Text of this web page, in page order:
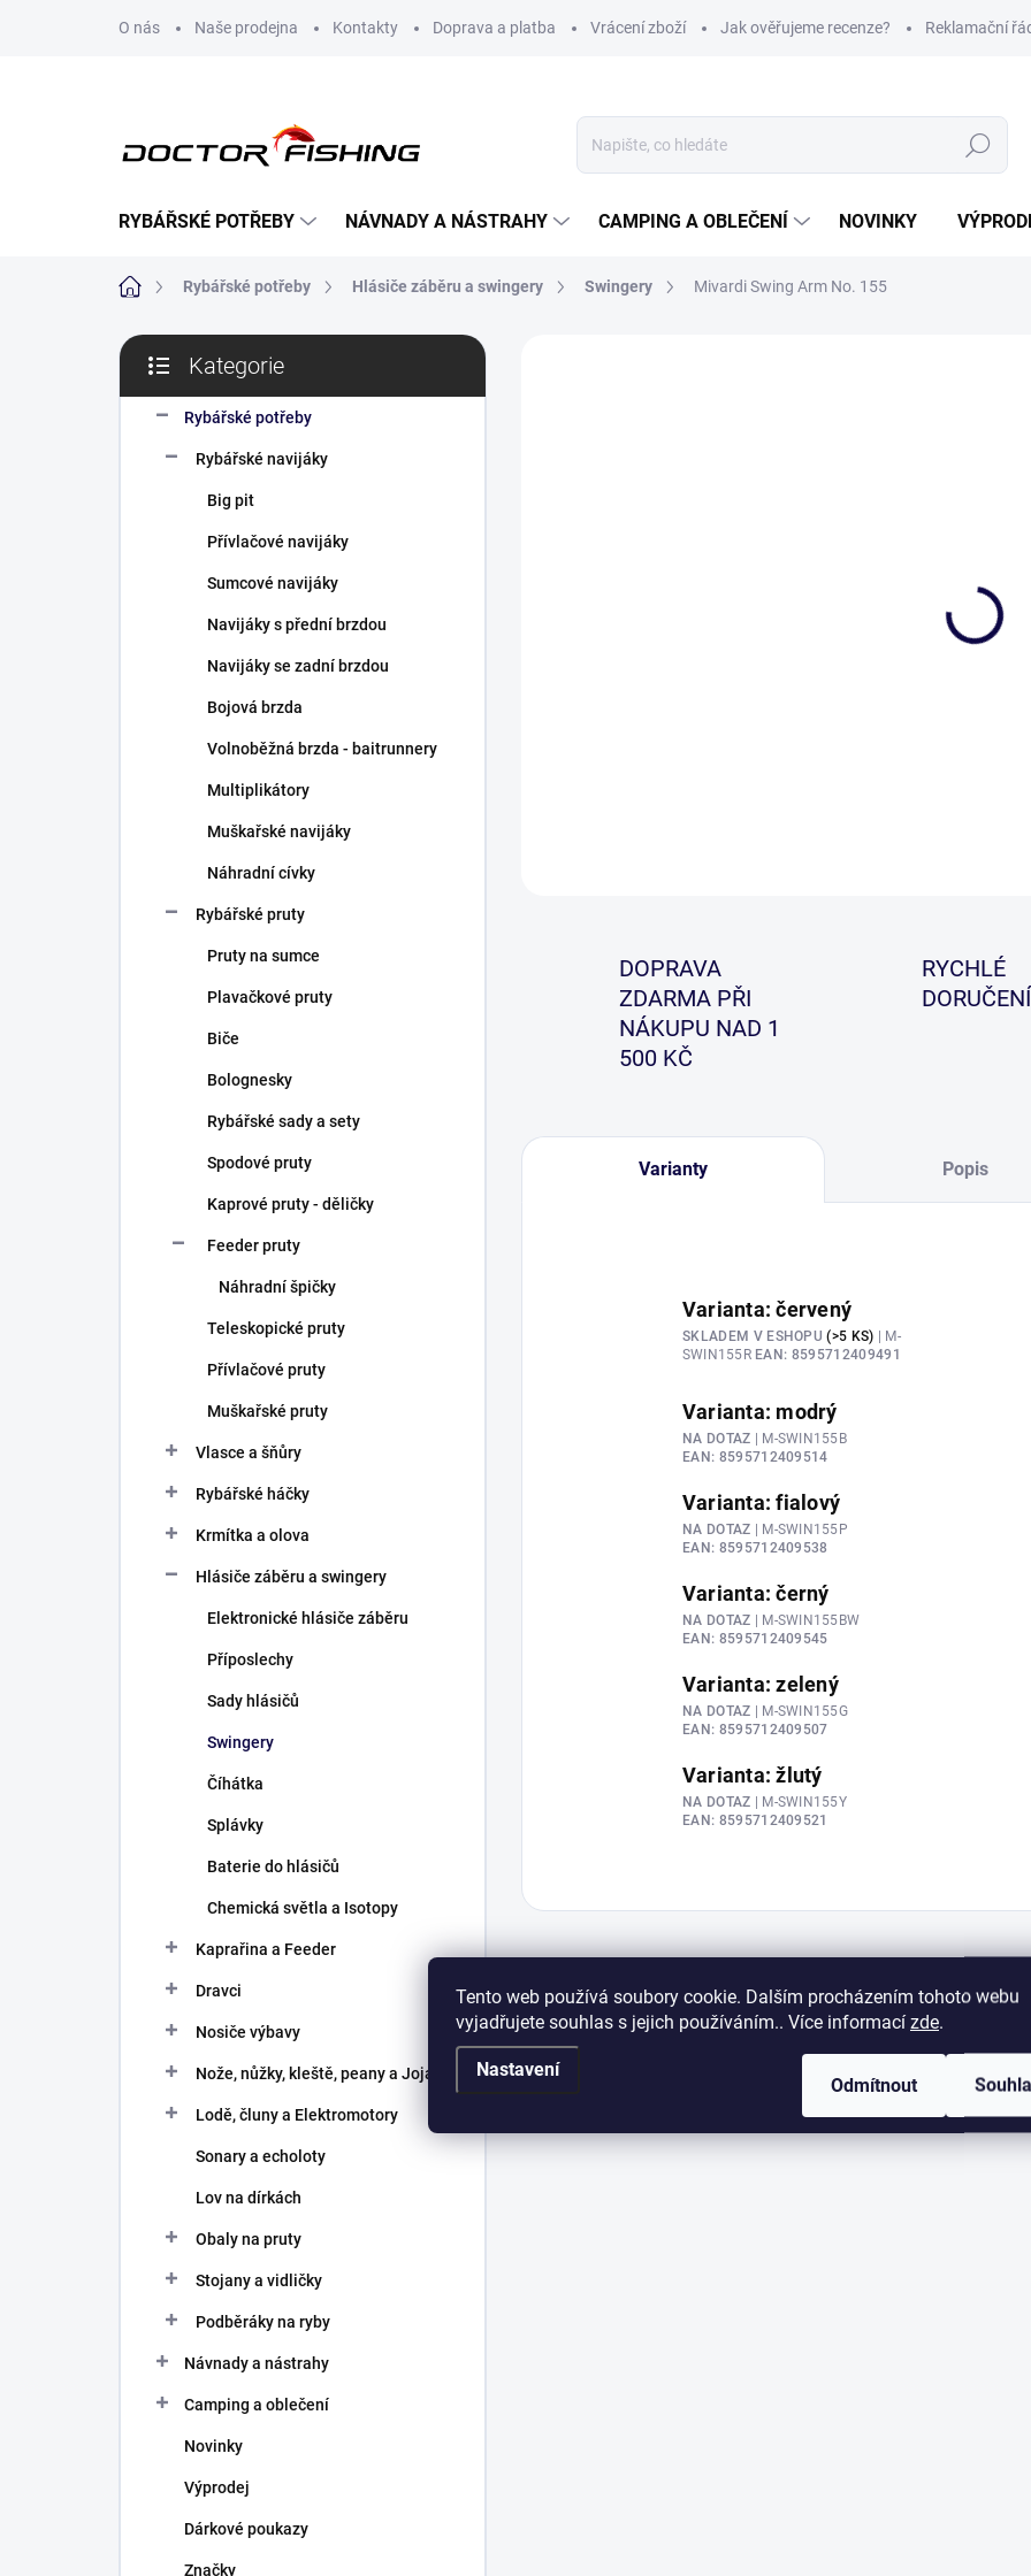
Tento web používá soubory cookie. Dalším procházením tohoto webu
vyjadřujete souhlas s jejich používáním.. Více informací zde.
Nastavení
Odmítnout
O nás Naše prodejna Kontakty Doprava a platba Vrácení zboží Jak ověřujeme recenze? Reklamační
Hledat
RYBÁŘSKÉ POTŘEBY NÁVNADY A NÁSTRAHY CAMPING A OBLEČENÍ NOVINKY
Domů Rybářské potřeby Hlásiče záběru a swingery Swingery Mivardi Swing Arm No. 155
P
s
kategorie
Kategorie
Rybářské potřeby
Rybářské navijáky
Big pit
Přívlačové navijáky
Sumcové navijáky
Navijáky s přední brzdou
Navijáky se zadní brzdou
Bojová brzda
Volnoběžná brzda - baitrunnery
Multiplikátory
Muškařské navijáky
Náhradní cívky
Rybářské pruty
Pruty na sumce
Plavačkové pruty
Biče
Bolognesky
Rybářské sady a sety
Spodové pruty
Kaprové pruty - děličky
Feeder pruty
Náhradní špičky
Teleskopické pruty
Přívlačové pruty
Muškařské pruty
Vlasce a šňůry
Rybářské háčky
Krmítka a olova
Hlásiče záběru a swingery
Elektronické hlásiče záběru
Příposlechy
Sady hlásičů
Swingery
Číhátka
Splávky
Baterie do hlásičů
Chemická světla a Isotopy
Kaprařina a Feeder
Dravci
Nosiče výbavy
Nože, nůžky, kleště, peany a Joja
Lodě, čluny a Elektromotory
Sonary a echoloty
Lov na dírkách
Obaly na pruty
Stojany a vidličky
Podběráky na ryby
Návnady a nástrahy
Camping a oblečení
Novinky
Výprodej
Dárkové poukazy
Značky
DOPRAVA
ZDARMA PŘI
NÁKUPU NAD 1
500 KČ
RYCHLÉ
DORUČENÍ
Varianty Popis
Varianta: červený
SKLADEM V ESHOPU(>5 KS) | M-
SWIN155R EAN: 8595712409491
Varianta: modrý
NA DOTAZ
| M-SWIN155B
EAN: 8595712409514
Varianta: fialový
NA DOTAZ
| M-SWIN155P
EAN: 8595712409538
Varianta: černý
NA DOTAZ
| M-SWIN155BW
EAN: 8595712409545
Varianta: zelený
NA DOTAZ
| M-SWIN155G
EAN: 8595712409507
Varianta: žlutý
NA DOTAZ
| M-SWIN155Y
EAN: 8595712409521